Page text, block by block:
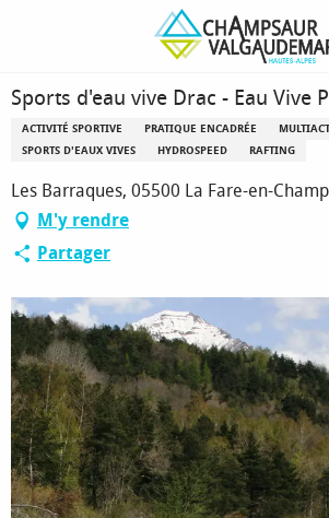
principal
Sports d'eau vive Drac - Eau
Sports d'eau vive Drac - Eau Vive
ACTIVITÉ SPORTIVE PRATIQUE ENCADRÉE
SPORTS D'EAUX VIVES
HYDROSPEED RAFTING
Les Barraques, 05500 La Fare-en-
M'y rendre
Partager